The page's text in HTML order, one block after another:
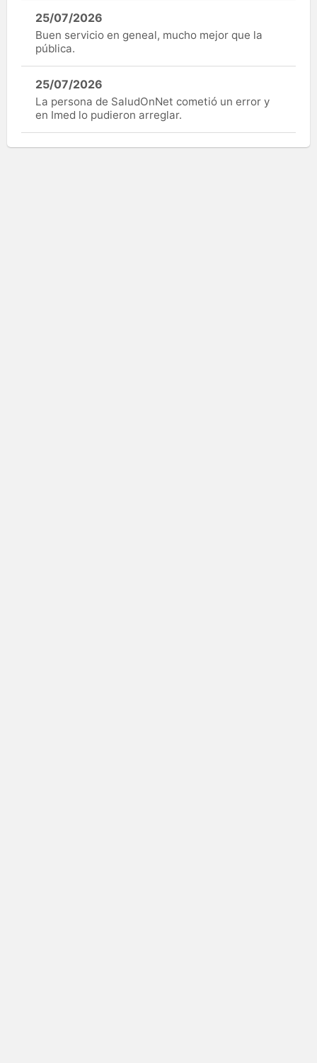
25/07/2026
Buen servicio en geneal, mucho mejor que la
pública.
25/07/2026
La persona de SaludOnNet cometió un error y
en Imed lo pudieron arreglar.